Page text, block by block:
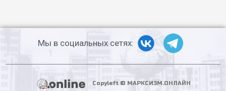
Мы в социальных сетях:
Copyleft © МАРКСИЗМ.ОНЛАЙН